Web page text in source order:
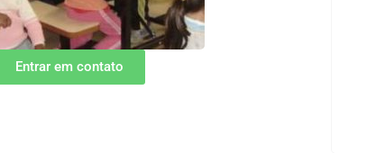
Entrar em contato